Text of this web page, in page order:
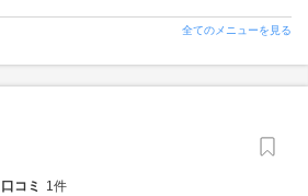
全てのメニューを見る
口コミ 1件